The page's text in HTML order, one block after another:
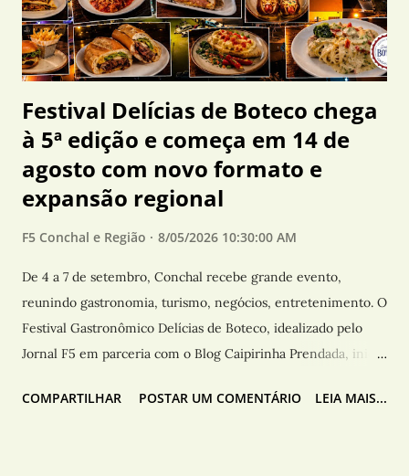
Festival Delícias de Boteco chega
à 5ª edição e começa em 14 de
agosto com novo formato e
expansão regional
F5 Conchal e Região 8/05/2026 10:30:00 AM
De 4 a 7 de setembro, Conchal recebe grande evento,
reunindo gastronomia, turismo, negócios, entretenimento. O
Festival Gastronômico Delícias de Boteco, idealizado pelo
Jornal F5 em parceria com o Blog Caipirinha Prendada, inicia
novamente gastronomia, turismo e desenvolvimento
COMPARTILHAR POSTAR UM COMENTÁRIO LEIA MAIS...